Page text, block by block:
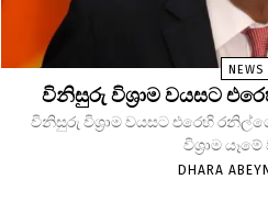
NEWS
විනිසුරු විශ්‍රාම වයසට
විනිසුරු විශ්‍රාම වයසට එරෙහි
විශ්‍රාම
DHARA